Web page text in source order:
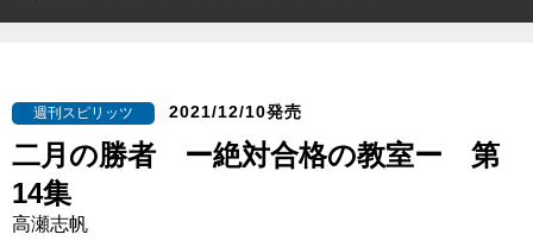
週刊スピリッツ 2021/12/10発売
二月の勝者 ー絶対合格の教室ー 第
14集
高瀬志帆